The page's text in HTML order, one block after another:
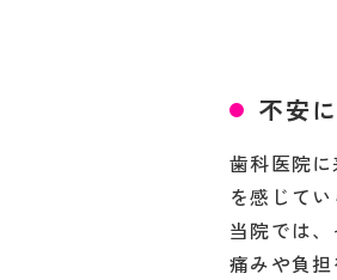
不安
歯科医院
を感じてい
当院では
痛みや負担